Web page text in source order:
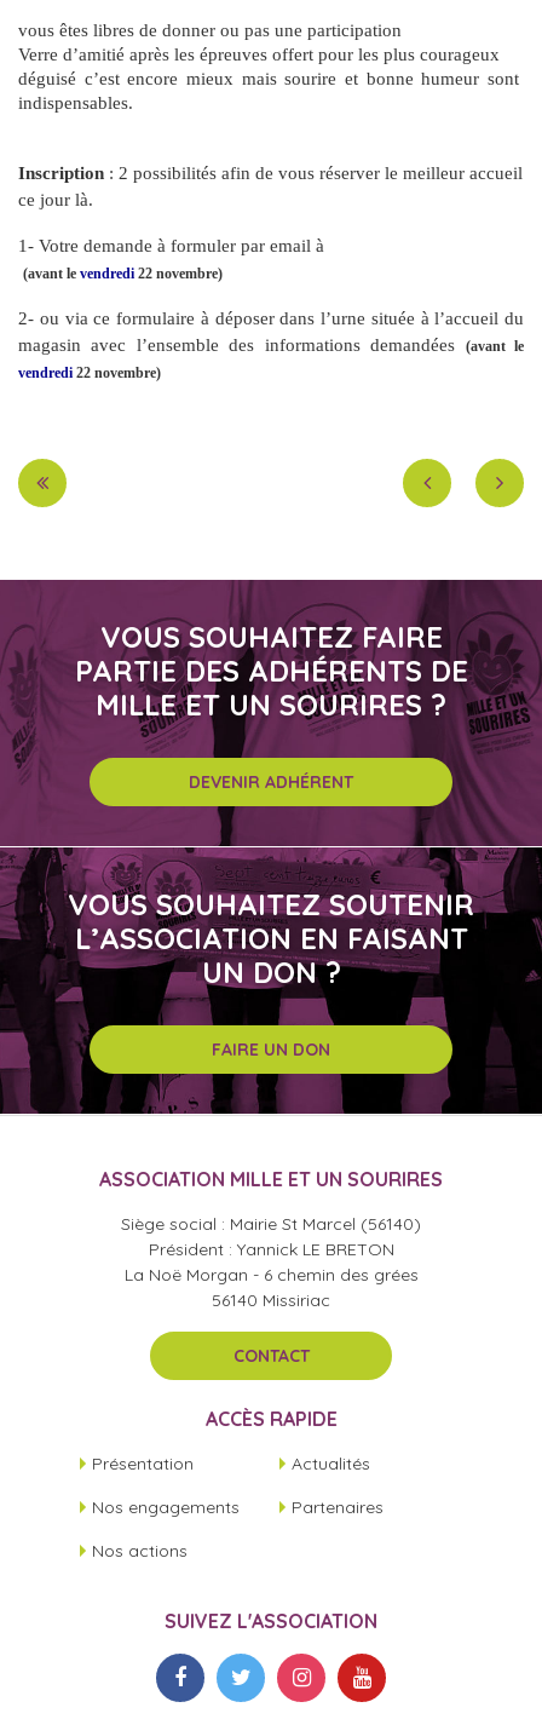
vous êtes libres de donner ou pas une participation
Verre d’amitié après les épreuves offert pour les plus courageux
déguisé c’est encore mieux mais sourire et bonne humeur sont
indispensables.
Inscription : 2 possibilités afin de vous réserver le meilleur accueil
ce jour là.
1- Votre demande à formuler par email à
(avant le vendredi 22 novembre)
2- ou via ce formulaire à déposer dans l’urne située à l’accueil du
magasin avec l’ensemble des informations demandées
vendredi 22 novembre)
VOUS SOUHAITEZ FAIRE
PARTIE DES ADHÉRENTS DE
MILLE ET UN SOURIRES ?
DEVENIR ADHÉRENT
VOUS SOUHAITEZ SOUTENIR
L’ASSOCIATION EN FAISANT
UN DON ?
FAIRE UN DON
ASSOCIATION MILLE ET UN SOURIRES
Siège social : Mairie St Marcel (56140)
Président : Yannick LE BRETON
La Noë Morgan - 6 chemin des grées
56140 Missiriac
CONTACT
ACCÈS RAPIDE
Présentation
Actualités
Nos engagements
Partenaires
Nos actions
SUIVEZ L'ASSOCIATION